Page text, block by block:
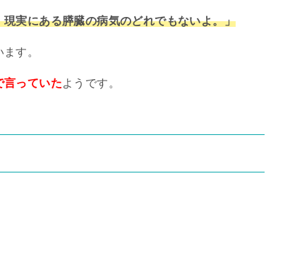
実にある膵臓の病気のどれでもないよ。」
す。
言っていたようです。